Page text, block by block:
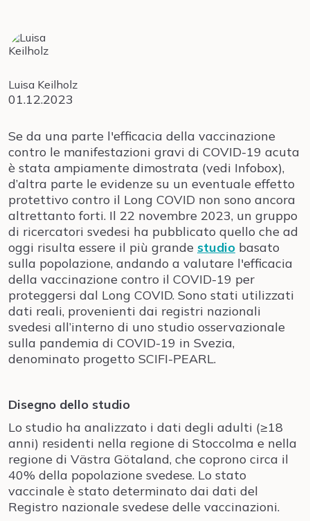
Luisa Keilholz
01.12.2023
Se da una parte l'efficacia della vaccinazione
contro le manifestazioni gravi di COVID-19 acuta
è stata ampiamente dimostrata (vedi Infobox),
d’altra parte le evidenze su un eventuale effetto
protettivo contro il Long COVID non sono ancora
altrettanto forti. Il 22 novembre 2023, un gruppo
di ricercatori svedesi ha pubblicato quello che ad
oggi risulta essere il più grande studio basato
sulla popolazione, andando a valutare l'efficacia
della vaccinazione contro il COVID-19 per
proteggersi dal Long COVID. Sono stati utilizzati
dati reali, provenienti dai registri nazionali
svedesi all’interno di uno studio osservazionale
sulla pandemia di COVID-19 in Svezia,
denominato progetto SCIFI-PEARL.
Disegno dello studio
Lo studio ha analizzato i dati degli adulti (≥18
anni) residenti nella regione di Stoccolma e nella
regione di Västra Götaland, che coprono circa il
40% della popolazione svedese. Lo stato
vaccinale è stato determinato dai dati del
Registro nazionale svedese delle vaccinazioni.